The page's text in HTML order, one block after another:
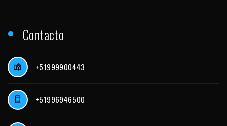
Contacto
+51999900443
+51996946500